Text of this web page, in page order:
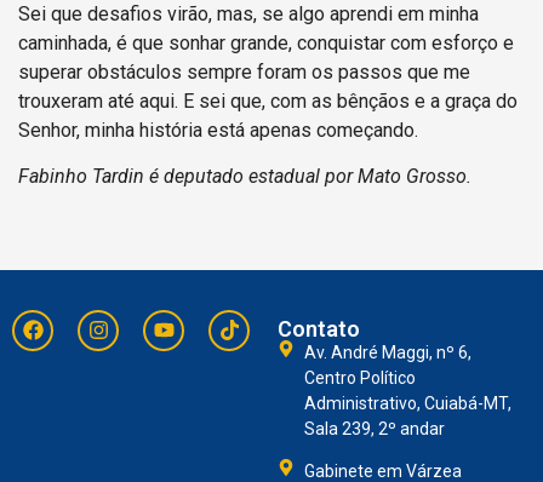
Sei que desafios virão, mas, se algo aprendi em minha
caminhada, é que sonhar grande, conquistar com esforço e
superar obstáculos sempre foram os passos que me
trouxeram até aqui. E sei que, com as bênçãos e a graça do
Senhor, minha história está apenas começando.
Fabinho Tardin é deputado estadual por Mato Grosso.
Contato
Av. André Maggi, nº 6,
Centro Político
Administrativo, Cuiabá-MT,
Sala 239, 2º andar
Gabinete em Várzea